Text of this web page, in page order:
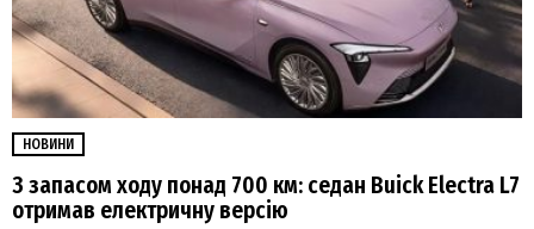
НОВИНИ
З запасом ходу понад 700 км: седан Buick Electra L7
отримав електричну версію